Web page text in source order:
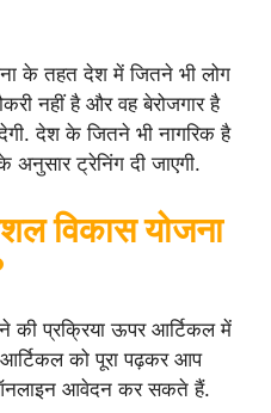
के तहत देश में जितने भी लोग
नहीं है और वह बेरोजगार है
देश के जितने भी नागरिक है
ट्रेनिंग दी जाएगी.
विकास योजना
की प्रक्रिया ऊपर आर्टिकल में
को पूरा पढ़कर आप
आवेदन कर सकते हैं.